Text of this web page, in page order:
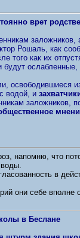
врет
заложников,
Рошаль, как
того как их
будут
освободившиеся
водой, и
заложников,
напомню, что
в
они себе
в Беслане